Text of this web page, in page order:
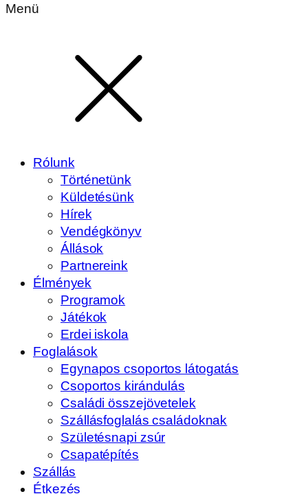
Menü
Rólunk
Történetünk
Küldetésünk
Hírek
Vendégkönyv
Állások
Partnereink
Élmények
Programok
Játékok
Erdei iskola
Foglalások
Egynapos csoportos látogatás
Csoportos kirándulás
Családi összejövetelek
Szállásfoglalás családoknak
Születésnapi zsúr
Csapatépítés
Szállás
Étkezés